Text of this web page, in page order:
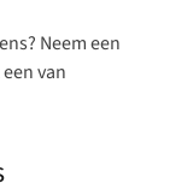
Neem een
van